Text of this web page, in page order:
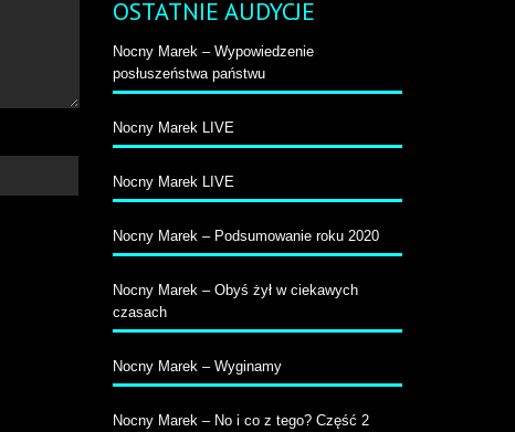
OSTATNIE AUDYCJE
Nocny Marek – Wypowiedzenie
posłuszeństwa państwu
Nocny Marek LIVE
Nocny Marek LIVE
Nocny Marek – Podsumowanie roku 2020
Nocny Marek – Obyś żył w ciekawych
czasach
Nocny Marek – Wyginamy
Nocny Marek – No i co z tego? Część 2